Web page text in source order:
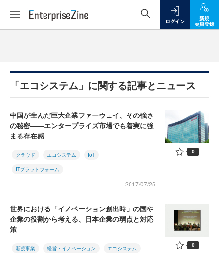
ログイン
新規
会員登録
「エコシステム」に関する記事とニュース
中国が生んだ巨大企業ファーウェイ、その強さ
の秘密――エンタープライズ市場でも着実に強
まる存在感
クラウド エコシステム IoT
ITプラットフォーム
2017/07/25
0
世界における「イノベーション創出時」の国や
企業の役割から考える、日本企業の弱点と対応
策
新規事業 経営・イノベーション エコシステム 0